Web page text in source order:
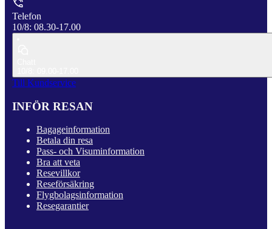
Telefon
10/8: 08.30-17.00
Till Kundservice
INFÖR RESAN
Bagageinformation
Betala din resa
Pass- och Visuminformation
Bra att veta
Resevillkor
Reseförsäkring
Flygbolagsinformation
Resegarantier